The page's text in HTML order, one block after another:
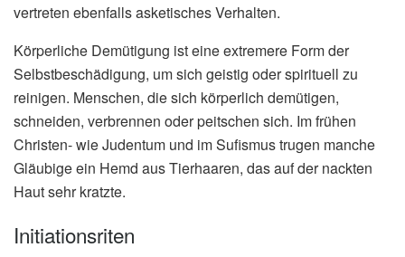
vertreten ebenfalls asketisches Verhalten.
Körperliche Demütigung ist eine extremere Form der
Selbstbeschädigung, um sich geistig oder spirituell zu
reinigen. Menschen, die sich körperlich demütigen,
schneiden, verbrennen oder peitschen sich. Im frühen
Christen- wie Judentum und im Sufismus trugen manche
Gläubige ein Hemd aus Tierhaaren, das auf der nackten
Haut sehr kratzte.
Initiationsriten